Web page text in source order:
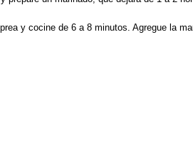
y cocine de 6 a 8 minutos. Agregue la